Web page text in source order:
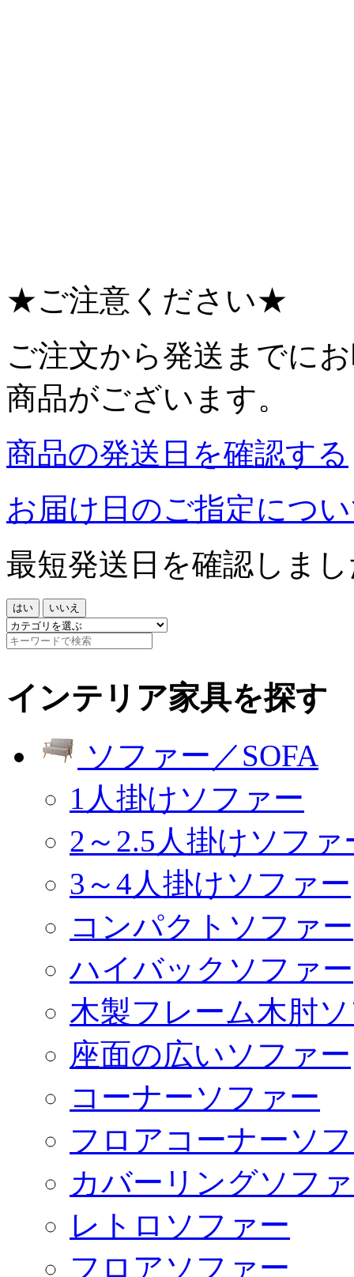
★ご注意ください★
ご注文から発送までに
商品がございます。
商品の発送日を確認する
お届け日のご指定につ
最短発送日を確認しま
はい いいえ
インテリア家具を探す
ソファー／SOFA
1人掛けソファー
2～2.5人掛けソファ
3～4人掛けソファー
コンパクトソファー
ハイバックソファー
木製フレーム木肘
座面の広いソファー
コーナーソファー
フロアコーナーソ
カバーリングソフ
レトロソファー
フロアソファー